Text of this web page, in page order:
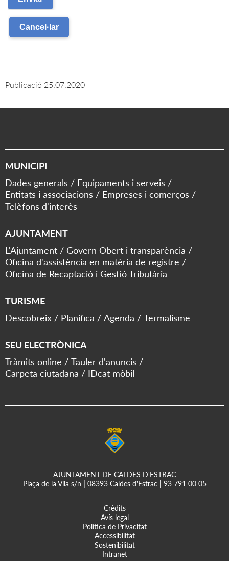
Publicació 25.07.2020
MUNICIPI
Dades generals
Equipaments i serveis
Entitats i associacions
Empreses i comerços
Telèfons d'interès
AJUNTAMENT
L'Ajuntament
Govern Obert i transparència
Oficina d'assistència en matèria de registre
Oficina de Recaptació i Gestió Tributària
TURISME
Descobreix
Planifica Agenda Termalisme
SEU ELECTRÒNICA
Tràmits online
Tauler d'anuncis
Carpeta ciutadana
IDcat mòbil
AJUNTAMENT DE CALDES D'ESTRAC
Plaça de la Vila s/n
08393 Caldes d'Estrac 93 791 00 05
Crèdits
Avís legal
Política de Privacitat
Accessibilitat
Sostenibilitat
Intranet